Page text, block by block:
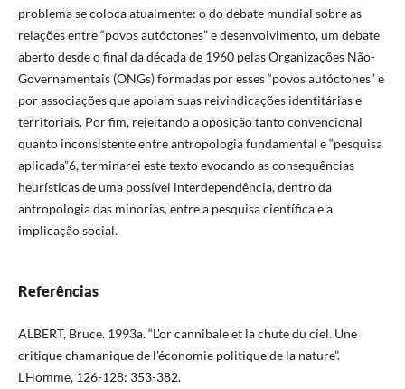
problema se coloca atualmente: o do debate mundial sobre as
relações entre “povos autóctones” e desenvolvimento, um debate
aberto desde o final da década de 1960 pelas Organizações Não-
Governamentais (ONGs) formadas por esses “povos autóctones” e ​
por​ associações que apoiam suas reivindicações identitárias e
territoriais. Por fim, rejeitando a oposição tanto convencional
quanto inconsistente entre antropologia fundamental e “pesquisa
aplicada”6, terminarei este texto evocando as consequências
heurísticas de uma possível interdependência, dentro da
antropologia das minorias, entre a pesquisa científica e a
implicação social.
Referências
ALBERT, Bruce. 1993a. “L'or cannibale et la chute du ciel. Une
critique chamanique de l'économie politique de la nature”.
L'Homme, 126-128: 353-382.